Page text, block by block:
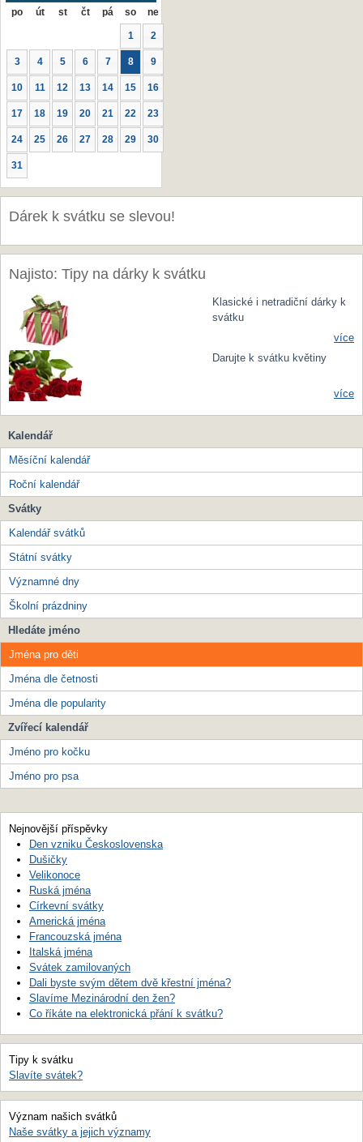
po út st čt pá so ne
1 2
3 4 5 6 7 8 9
10 11 12 13 14 15 16
17 18 19 20 21 22 23
24 25 26 27 28 29 30
31
Dárek k svátku se slevou!
Najisto: Tipy na dárky k svátku
Klasické i netradiční dárky k
svátku
více
Darujte k svátku květiny
více
Kalendář
Měsíční kalendář
Roční kalendář
Svátky
Kalendář svátků
Státní svátky
Významné dny
Školní prázdniny
Hledáte jméno
Jména pro děti
Jména dle četnosti
Jména dle popularity
Zvířecí kalendář
Jméno pro kočku
Jméno pro psa
Nejnovější příspěvky
Den vzniku Československa
Dušičky
Velikonoce
Ruská jména
Církevní svátky
Americká jména
Francouzská jména
Italská jména
Svátek zamilovaných
Dali byste svým dětem dvě křestní jména?
Slavíme Mezinárodní den žen?
Co říkáte na elektronická přání k svátku?
Tipy k svátku
Slavíte svátek?
Význam našich svátků
Naše svátky a jejich významy